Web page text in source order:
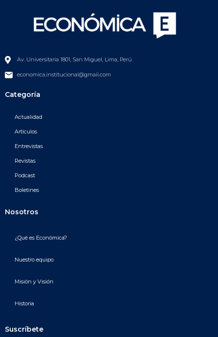
Av. Universitaria 1801, San Miguel, Lima, Perú
economica.institucional@gmail.com
Categoría
Actualidad
Artículos
Entrevistas
Revistas
Podcast
Boletines
Nosotros
¿Qué es Económica?
Nuestro equipo
Misión y Visión
Historia
Suscríbete